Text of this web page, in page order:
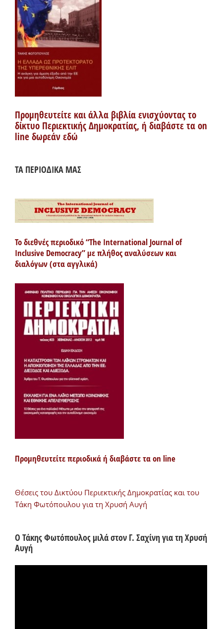
Προμηθευτείτε και άλλα βιβλία ενισχύοντας το
δίκτυο Περιεκτικής Δημοκρατίας, ή διαβάστε τα on
line δωρεάν εδώ
ΤΑ ΠΕΡΙΟΔΙΚΑ ΜΑΣ
Το διεθνές περιοδικό “The International Journal of
Inclusive Democracy” με πλήθος αναλύσεων και
διαλόγων (στα αγγλικά)
Προμηθευτείτε περιοδικά ή διαβάστε τα on line
Θέσεις του Δικτύου Περιεκτικής Δημοκρατίας και του
Τάκη Φωτόπουλου για τη Χρυσή Αυγή
Ο Τάκης Φωτόπουλος μιλά στον Γ. Σαχίνη για τη Χρυσή
Αυγή